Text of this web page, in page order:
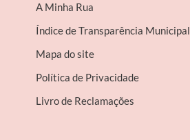
A Minha Rua
Índice de Transparência Municipal
Mapa do site
Política de Privacidade
Livro de Reclamações